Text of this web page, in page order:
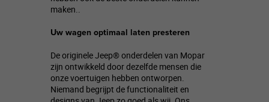
maken..
Uw wagen optimaal laten presteren
De originele Jeep® onderdelen van Mopar
zijn ontwikkeld door dezelfde mensen die
onze voertuigen hebben ontworpen.
Niemand begrijpt de functionaliteit en